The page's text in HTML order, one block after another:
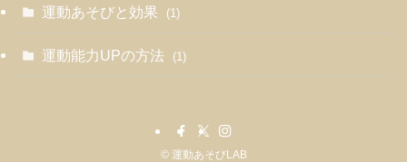
運動あそびと効果 (1)
運動能力UPの方法 (1)
©運動あそびLAB